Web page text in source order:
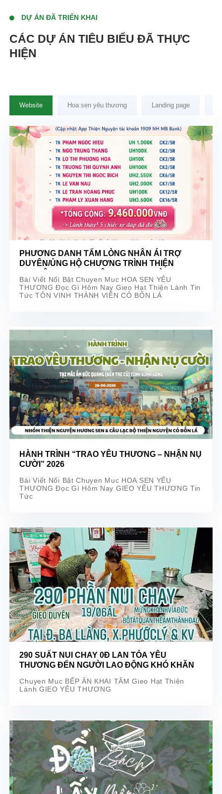
DỰ ÁN ĐÃ TRIỂN KHAI
CÁC DỰ ÁN TIÊU BIỂU ĐÃ THỰC
HIỆN
Website Hoa sen yêu thương Landing page
Bài Viết Nổi Bật Chuyen Muc HOA SEN YÊU
THƯƠNG Đọc Gì Hôm Nay Gieo Hạt Thiện Lành Tin
Tức TÔN VINH THÀNH VIÊN CỎ BỐN LÁ
PHƯƠNG DANH TẤM LÒNG NHÂN ÁI TRỢ
DUYÊN/ỦNG HỘ CHƯƠNG TRÌNH THIỆN
ƯƠM MẦM 2026
Bài Viết Nổi Bật Chuyen Muc HOA SEN YÊU
THƯƠNG Đọc Gì Hôm Nay GIEO YÊU THƯƠNG Tin
Tức
HÀNH TRÌNH “TRAO YÊU THƯƠNG – NHẬN NỤ
CƯỜI” 2026
Chuyen Muc BẾP ĂN KHAI TÂM Gieo Hạt Thiện
Lành GIEO YÊU THƯƠNG
290 SUẤT NUI CHAY 0Đ LAN TỎA YÊU
THƯƠNG ĐẾN NGƯỜI LAO ĐỘNG KHÓ KHĂN